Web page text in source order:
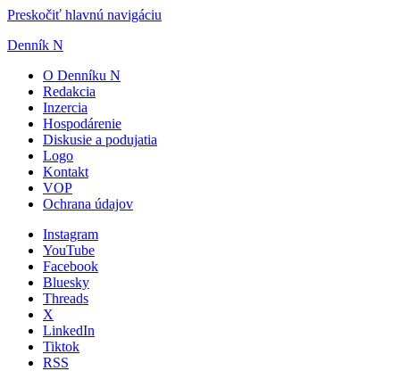
Preskočiť hlavnú navigáciu
Denník N
O Denníku N
Redakcia
Inzercia
Hospodárenie
Diskusie a podujatia
Logo
Kontakt
VOP
Ochrana údajov
Instagram
YouTube
Facebook
Bluesky
Threads
X
LinkedIn
Tiktok
RSS